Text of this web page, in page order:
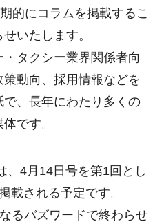
的にコラムを掲載するこ
いたします。
・タクシー業界関係者向
動向、採用情報などを
、長年にわたり多くの
です。
、4月14日号を第1回とし
載される予定です。
るバズワードで終わらせ